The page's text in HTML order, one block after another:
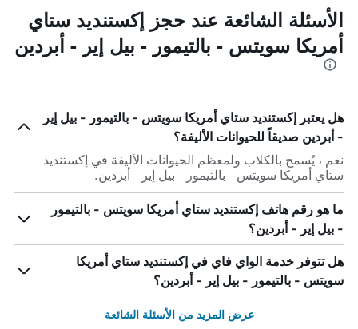
الأسئلة الشائعة عند حجز إكستنديد ستاي
أمريكا سويتس - بالتيمور - بيل إير - أبردين
هل يعتبر إكستنديد ستاي أمريكا سويتس - بالتيمور - بيل إير
- أبردين صديقاً للحيوانات الأليفة؟
نعم ، يُسمح بالكلاب ولمعظم الحيوانات الأليفة في إكستنديد
ستاي أمريكا سويتس - بالتيمور - بيل إير - أبردين.
ما هو رقم هاتف إكستنديد ستاي أمريكا سويتس - بالتيمور
- بيل إير - أبردين؟
هل تتوفر خدمة الواي فاي في إكستنديد ستاي أمريكا
سويتس - بالتيمور - بيل إير - أبردين؟
عرض المزيد من الأسئلة الشائعة